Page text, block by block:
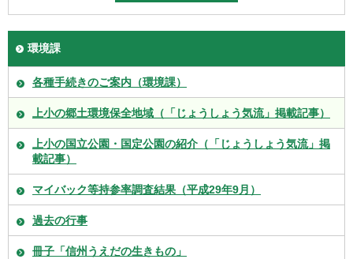
環境課
各種手続きのご案内（環境課）
上小の郷土環境保全地域（「じょうしょう気流」掲載記事）
上小の国立公園・国定公園の紹介（「じょうしょう気流」掲
載記事）
マイバック等持参率調査結果（平成29年9月）
過去の行事
冊子「信州うえだの生きもの」